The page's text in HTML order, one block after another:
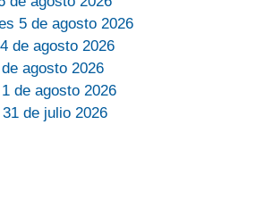
5 de agosto 2026
de agosto 2026
agosto 2026
de agosto 2026
de julio 2026